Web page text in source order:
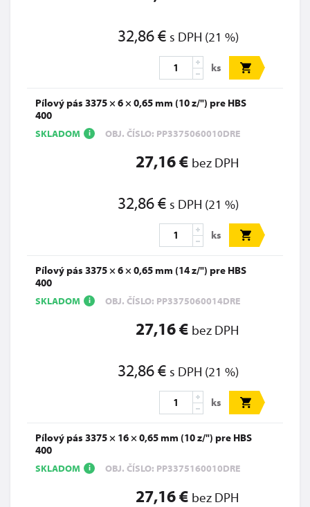
32,86 € s DPH (21 %)
ks
Pílový pás 3375 × 6 × 0,65 mm (10 z/") pre HBS
400
SKLADOM i OBJ. ČÍSLO: PP3375060010DRE
27,16 € bez DPH
32,86 € s DPH (21 %)
ks
Pílový pás 3375 × 6 × 0,65 mm (14 z/") pre HBS
400
SKLADOM i OBJ. ČÍSLO: PP3375060014DRE
27,16 € bez DPH
32,86 € s DPH (21 %)
ks
Pílový pás 3375 × 16 × 0,65 mm (10 z/") pre HBS
400
SKLADOM i OBJ. ČÍSLO: PP3375160010DRE
27,16 € bez DPH